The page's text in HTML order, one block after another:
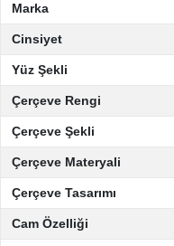
Marka
Cinsiyet
Yüz Şekli
Çerçeve Rengi
Çerçeve Şekli
Çerçeve Materyali
Çerçeve Tasarımı
Cam Özelliği